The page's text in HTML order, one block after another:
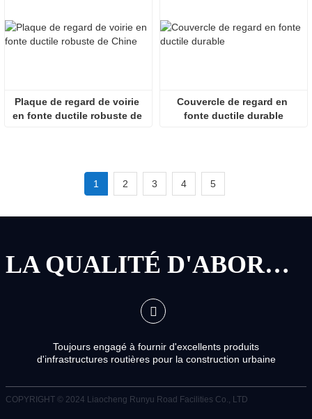
Plaque de regard de voirie
en fonte ductile robuste de
Couvercle de regard en
fonte ductile durable
1 2 3 4 5
LA QUALITÉ D'ABORD, LE SERVICE D'ABORD
Toujours engagé à fournir d'excellents produits
d'infrastructures routières pour la construction urbaine
COPYRIGHT © 2024 Liaocheng Runyu Road Facilities Co., LTD